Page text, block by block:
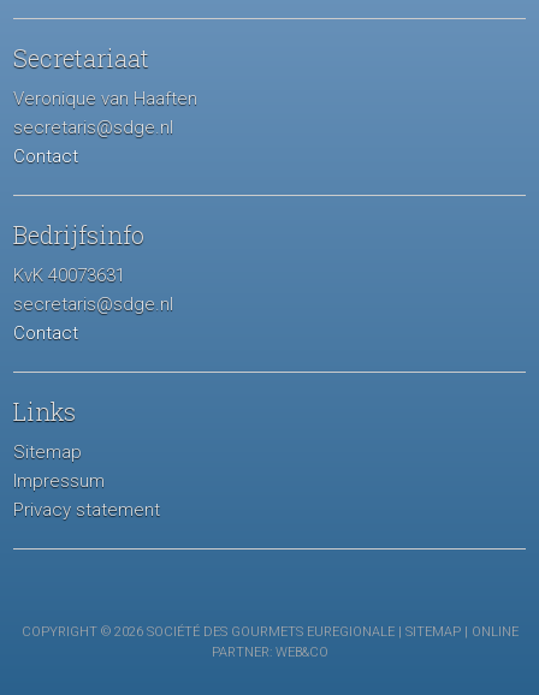
Secretariaat
Veronique van Haaften
secretaris@sdge.nl
Contact
Bedrijfsinfo
KvK 40073631
secretaris@sdge.nl
Contact
Links
Sitemap
Impressum
Privacy statement
COPYRIGHT © 2026 SOCIÉTÉ DES GOURMETS EUREGIONALE | SITEMAP| ONLINE
PARTNER: WEB&CO